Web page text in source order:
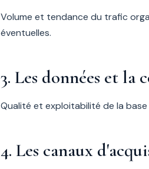
Volume et tendance du trafic
éventuelles.
3. Les données et la
Qualité et exploitabilité de la
4. Les canaux